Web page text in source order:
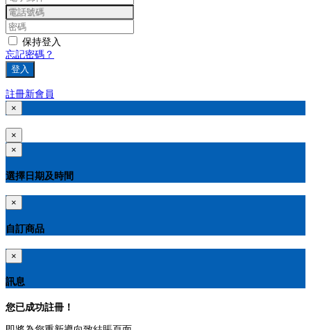
保持登入
忘記密碼？
登入
註冊新會員
×
×
×
選擇日期及時間
×
自訂商品
×
訊息
您已成功註冊！